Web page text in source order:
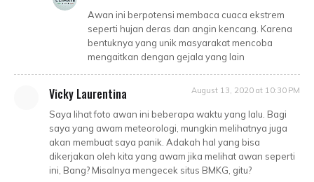
Awan ini berpotensi membaca cuaca ekstrem
seperti hujan deras dan angin kencang. Karena
bentuknya yang unik masyarakat mencoba
mengaitkan dengan gejala yang lain
Vicky Laurentina August 13, 2020 at 10:30 PM
Saya lihat foto awan ini beberapa waktu yang lalu. Bagi
saya yang awam meteorologi, mungkin melihatnya juga
akan membuat saya panik. Adakah hal yang bisa
dikerjakan oleh kita yang awam jika melihat awan seperti
ini, Bang? Misalnya mengecek situs BMKG, gitu?